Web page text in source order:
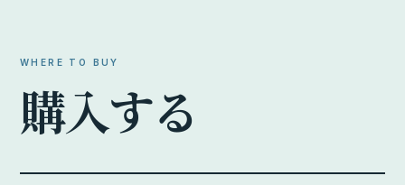
WHERE TO BUY
購入する